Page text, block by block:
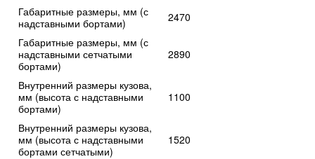
Габаритные размеры, мм (с
надставными бортами)
2470
Габаритные размеры, мм (с
надставными сетчатыми
бортами)
2890
Внутренний размеры кузова,
мм (высота с надставными
бортами)
1100
Внутренний размеры кузова,
мм (высота с надставными
бортами сетчатыми)
1520